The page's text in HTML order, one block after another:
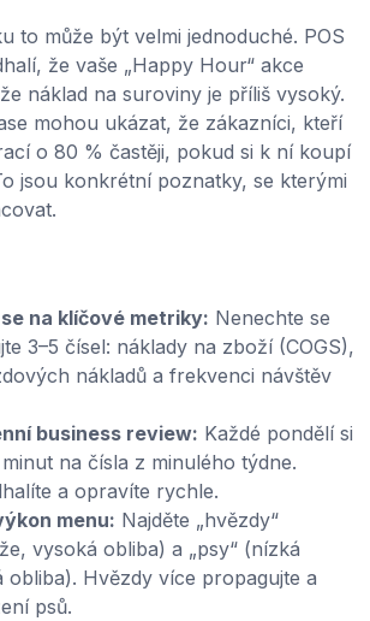
to může být velmi jednoduché. POS
že vaše „Happy Hour“ akce
náklad na suroviny je příliš vysoký.
mohou ukázat, že zákazníci, kteří
o 80 % častěji, pokud si k ní koupí
jsou konkrétní poznatky, se kterými
na klíčové metriky: Nenechte se
3–5 čísel: náklady na zboží (COGS),
nákladů a frekvenci návštěv
business review: Každé pondělí si
na čísla z minulého týdne.
a opravíte rychle.
menu: Najděte „hvězdy“
vysoká obliba) a „psy“ (nízká
obliba). Hvězdy více propagujte a
psů.